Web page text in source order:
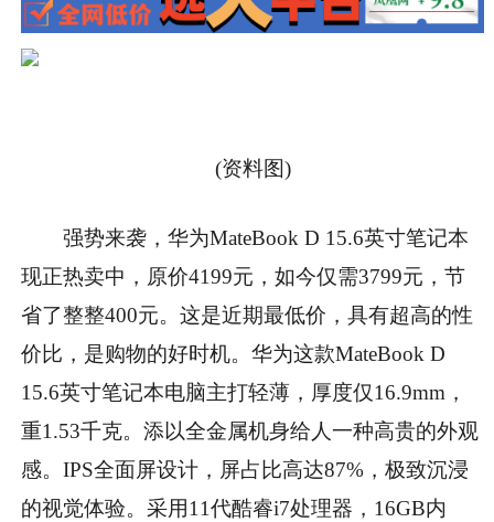
(资料图)
强势来袭，华为MateBook D 15.6英寸笔记本
现正热卖中，原价4199元，如今仅需3799元，节
省了整整400元。这是近期最低价，具有超高的性
价比，是购物的好时机。华为这款MateBook D
15.6英寸笔记本电脑主打轻薄，厚度仅16.9mm，
重1.53千克。添以全金属机身给人一种高贵的外观
感。IPS全面屏设计，屏占比高达87%，极致沉浸
的视觉体验。采用11代酷睿i7处理器，16GB内